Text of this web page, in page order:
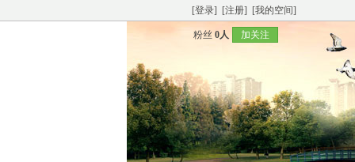
[登录] [注册] [我的空间]
粉丝 0人 加关注